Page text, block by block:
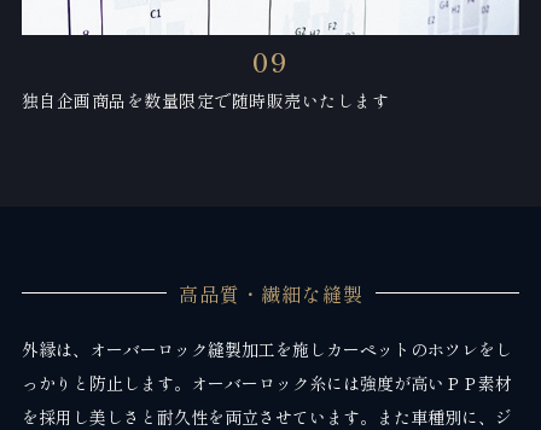
09
独自企画商品を数量限定で随時販売いたします
高品質・繊細な縫製
外縁は、オーバーロック縫製加工を施しカーペットのホツレをし
っかりと防止します。オーバーロック糸には強度が高いＰＰ素材
を採用し美しさと耐久性を両立させています。また車種別に、ジ